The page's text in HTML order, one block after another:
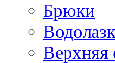
Брюки
Верхняя